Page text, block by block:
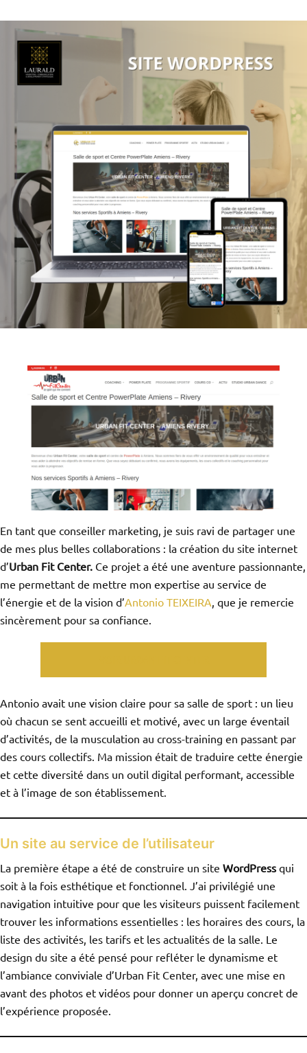
En tant que conseiller marketing, je suis ravi de partager une
de mes plus belles collaborations : la création du site internet
d’Urban Fit Center. Ce projet a été une aventure passionnante,
me permettant de mettre mon expertise au service de
l’énergie et de la vision d’Antonio TEIXEIRA, que je remercie
sincèrement pour sa confiance.
Antonio avait une vision claire pour sa salle de sport : un lieu
où chacun se sent accueilli et motivé, avec un large éventail
d’activités, de la musculation au cross-training en passant par
des cours collectifs. Ma mission était de traduire cette énergie
et cette diversité dans un outil digital performant, accessible
et à l’image de son établissement.
Un site au service de l’utilisateur
La première étape a été de construire un site WordPressqui
soit à la fois esthétique et fonctionnel. J’ai privilégié une
navigation intuitive pour que les visiteurs puissent facilement
trouver les informations essentielles : les horaires des cours, la
liste des activités, les tarifs et les actualités de la salle. Le
design du site a été pensé pour refléter le dynamisme et
l’ambiance conviviale d’Urban Fit Center, avec une mise en
avant des photos et vidéos pour donner un aperçu concret de
l’expérience proposée.